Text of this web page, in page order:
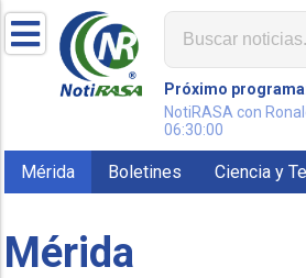
Próximo
NotiRASA con
06:30:00
Mérida Boletines Ciencia y
Mérida